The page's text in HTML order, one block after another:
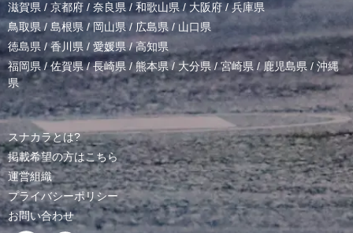
滋賀県 / 京都府 / 奈良県 / 和歌山県/ 大阪府 /兵庫県
鳥取県/ 島根県 /岡山県/ 広島県 / 山口県
徳島県 /香川県 / 愛媛県/高知県
福岡県/佐賀県/長崎県 /熊本県/ 大分県/宮崎県 /鹿児島県 / 沖縄
県
スナカラとは?
掲載希望の方はこちら
運営組織
プライバシーポリシー
お問い合わせ